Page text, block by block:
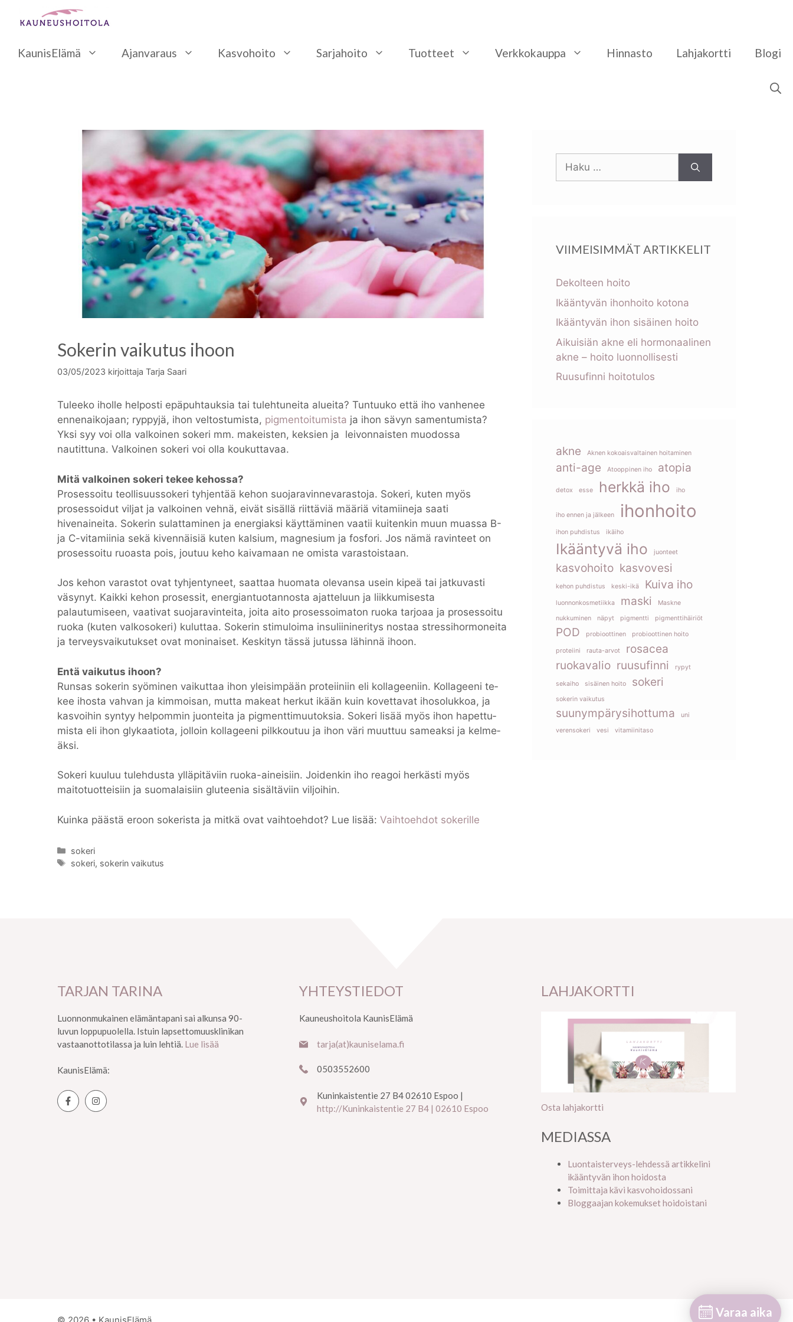
sisältöön
KaunisElämä Ajanvaraus Kasvohoito Sarjahoito Tuotteet Verkkokauppa Hinnasto ​Lahjakortti Blogi
Sokerin vaikutus ihoon
03/05/2023 kirjoittaja Tarja Saari
Tuleeko iholle helposti epäpuhtauksia tai tulehtuneita alueita? Tuntuuko että iho vanhenee
ennenaikojaan; ryppyjä, ihon veltostumista, pigmentoitumista ja ihon sävyn samentumista?
Yksi syy voi olla valkoinen sokeri mm. makeisten, keksien ja leivonnaisten muodossa
nautittuna. Valkoinen sokeri voi olla koukuttavaa.
Mitä valkoinen sokeri tekee kehossa?
Prosessoitu teollisuussokeri tyhjentää kehon suojaravinnevarastoja. Sokeri, kuten myös
prosessoidut viljat ja valkoinen vehnä, eivät sisällä riittäviä määriä vitamiineja saati
hivenaineita. Sokerin sulattaminen ja energiaksi käyttäminen vaatii kuitenkin muun muassa B-
ja C-vitamiinia sekä kivennäisiä kuten kalsium, magnesium ja fosfori. Jos nämä ravinteet on
prosessoitu ruoasta pois, joutuu keho kaivamaan ne omista varastoistaan.
Jos kehon varastot ovat tyhjentyneet, saattaa huomata olevansa usein kipeä tai jatkuvasti
väsynyt. Kaikki kehon prosessit, energiantuotannosta ajatteluun ja liikkumisesta
palautumiseen, vaativat suojaravinteita, joita aito prosessoimaton ruoka tarjoaa ja prosessoitu
ruoka (kuten valkosokeri) kuluttaa. Sokerin stimuloima insuliinineritys nostaa stressihormoneita
ja terveysvaikutukset ovat moninaiset. Keskityn tässä jutussa lähinnä ihoon.
Entä vaikutus ihoon?
Run­sas so­ke­rin syö­mi­nen vai­kut­taa ihon ylei­sim­pään pro­tei­i­niin eli kol­la­gee­niin. Kol­la­gee­ni te­
kee ihos­ta vah­van ja kim­moi­san, mut­ta ma­ke­at her­kut ikään kuin ko­vet­ta­vat iho­so­luk­koa, ja
kas­voi­hin syn­tyy hel­pom­min juon­tei­ta ja pig­ment­ti­muu­tok­sia. So­ke­ri li­sää myös ihon ha­pet­tu­
mis­ta eli ihon gly­kaa­ti­o­ta, jol­loin kol­la­gee­ni pilk­kou­tuu ja ihon väri muut­tuu sa­me­ak­si ja kel­me­
äk­si.
Sokeri kuuluu tulehdusta ylläpitäviin ruoka-aineisiin. Joidenkin iho reagoi herkästi myös
maitotuotteisiin ja suomalaisiin gluteenia sisältäviin viljoihin.
​Kuinka päästä eroon sokerista ja mitkä ovat vaihtoehdot? Lue lisää: Vaihtoehdot sokerille
Kategoriat
sokeri
Avainsanat
sokeri, sokerin vaikutus
Haku:
VIIMEISIMMÄT ARTIKKELIT
Dekolteen hoito
Ikääntyvän ihonhoito kotona
Ikääntyvän ihon sisäinen hoito
Aikuisiän akne eli hormonaalinen
akne – hoito luonnollisesti
Ruusufinni hoitotulos
akne Aknen kokoaisvaltainen hoitaminen
anti-age Atooppinen iho atopia
detox esse herkkä iho iho
iho ennen ja jälkeen ihonhoito
ihon puhdistus ikäiho
Ikääntyvä iho juonteet
kasvohoito kasvovesi
kehon puhdistus keski-ikä Kuiva iho
luonnonkosmetiikka maski
Maskne
nukkuminen
näpyt pigmentti pigmenttihäiriöt
POD probioottinen probioottinen hoito
proteiini rauta-arvot
rosacea
ruokavalio ruusufinni rypyt
sekaiho sisäinen hoito sokeri
sokerin vaikutus
suunympärysihottuma
uni
verensokeri
vesi vitamiinitaso
TARJAN TARINA
Luonnonmukainen elämäntapani sai alkunsa 90-
luvun loppupuolella. Istuin lapsettomuusklinikan
vastaanottotilassa ja luin lehtiä. Lue lisää
KaunisElämä:
YHTEYSTIEDOT
Kauneushoitola KaunisElämä
tarja(at)kauniselama.fi
0503552600
Kuninkaistentie 27 B4 02610 Espoo |
http://Kuninkaistentie 27 B4 | 02610 Espoo
LAHJAKORTTI
Osta lahjakortti
MEDIASSA
Luontaisterveys-lehdessä artikkelini
ikääntyvän ihon hoidosta
Toimittaja kävi kasvohoidossani
Bloggaajan kokemukset hoidoistani
Varaa aika